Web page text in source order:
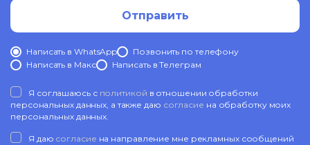
Отправить
Написать в WhatsApp
Позвонить по телефону
Написать в Mакс
Написать в Телеграм
Я соглашаюсь с политикой в отношении обработки
персональных данных, а также даю согласие на обработку моих
персональных данных.
Я даю согласие на направление мне рекламных сообщений